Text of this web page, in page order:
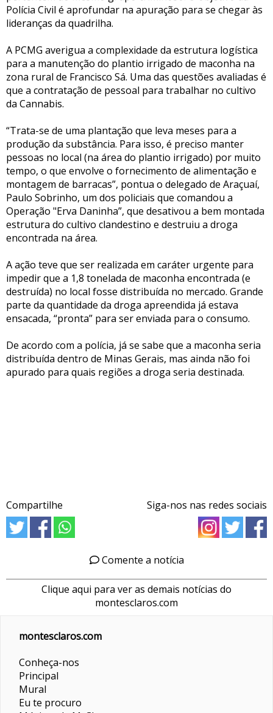
Polícia Civil é aprofundar na apuração para se chegar às
lideranças da quadrilha.
A PCMG averigua a complexidade da estrutura logística
para a manutenção do plantio irrigado de maconha na
zona rural de Francisco Sá. Uma das questões avaliadas é
que a contratação de pessoal para trabalhar no cultivo
da Cannabis.
“Trata-se de uma plantação que leva meses para a
produção da substância. Para isso, é preciso manter
pessoas no local (na área do plantio irrigado) por muito
tempo, o que envolve o fornecimento de alimentação e
montagem de barracas”, pontua o delegado de Araçuaí,
Paulo Sobrinho, um dos policiais que comandou a
Operação "Erva Daninha”, que desativou a bem montada
estrutura do cultivo clandestino e destruiu a droga
encontrada na área.
A ação teve que ser realizada em caráter urgente para
impedir que a 1,8 tonelada de maconha encontrada (e
destruída) no local fosse distribuída no mercado. Grande
parte da quantidade da droga apreendida já estava
ensacada, “pronta” para ser enviada para o consumo.
De acordo com a polícia, já se sabe que a maconha seria
distribuída dentro de Minas Gerais, mas ainda não foi
apurado para quais regiões a droga seria destinada.
Compartilhe Siga-nos nas redes sociais
Comente a notícia
Clique aqui para ver as demais notícias do
montesclaros.com
montesclaros.com
Conheça-nos
Principal
Mural
Eu te procuro